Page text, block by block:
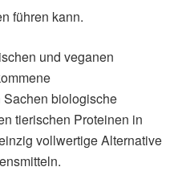
führen kann.
und veganen
biologische
tierischen Proteinen in
vollwertige Alternative